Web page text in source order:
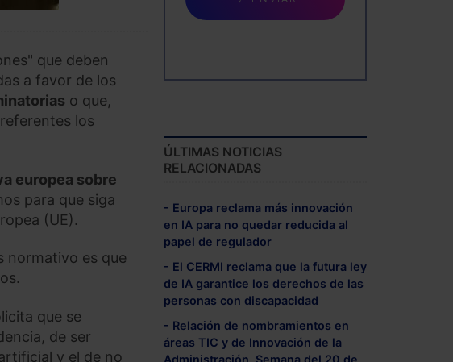
que deben
a favor de los
o que,
los
europea sobre
para que siga
(UE).
normativo es que
que se
de ser
y el de no
ÚLTIMAS NOTICIAS
RELACIONADAS
- Europa reclama más innovación
en IA para no quedar reducida al
papel de regulador
- El CERMI reclama que la futura ley
de IA garantice los derechos de las
personas con discapacidad
- Relación de nombramientos en
áreas TIC y de Innovación de la
Administración. Semana del 20 de